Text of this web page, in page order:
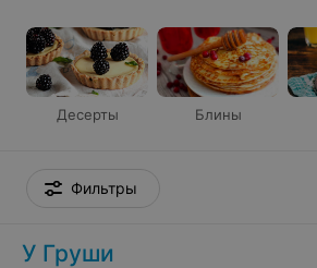
Десерты Блины
Фильтры
У Груши